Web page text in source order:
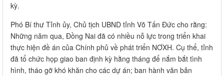
kỳ.
Phó Bí thư Tỉnh ủy, Chủ tịch UBND tỉnh Võ Tấn Đức cho rằng:
Những năm qua, Đồng Nai đã có nhiều nỗ lực trong triển khai
thực hiện đề án của Chính phủ về phát triển NƠXH. Cụ thể, tỉnh
đã tổ chức họp giao ban định kỳ hằng tháng để nắm bắt tình
hình, tháo gỡ khó khăn cho các dự án; ban hành văn bản